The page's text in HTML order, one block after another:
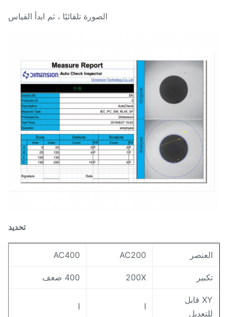
الصورة تلقائيًا ، ثم ابدأ القياس
تحديد
AC200
AC400
200X
XY قابل